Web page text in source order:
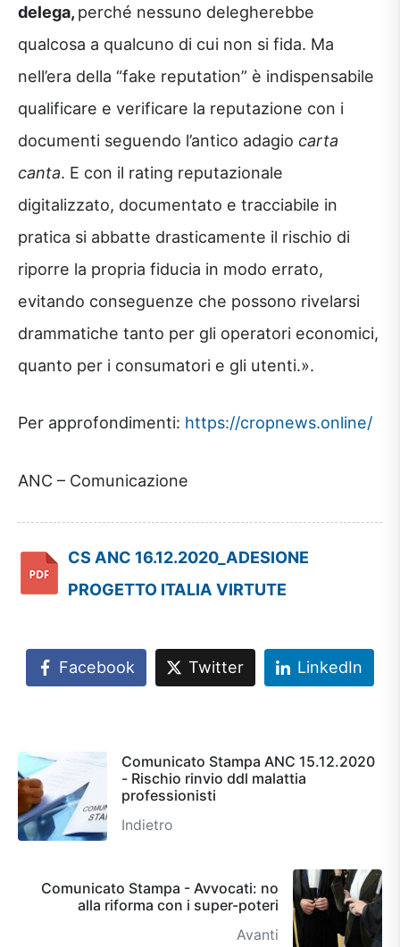
delega, perché nessuno delegherebbe
qualcosa a qualcuno di cui non si fida. Ma
nell’era della “fake reputation” è indispensabile
qualificare e verificare la reputazione con i
documenti seguendo l’antico adagio carta
canta. E con il rating reputazionale
digitalizzato, documentato e tracciabile in
pratica si abbatte drasticamente il rischio di
riporre la propria fiducia in modo errato,
evitando conseguenze che possono rivelarsi
drammatiche tanto per gli operatori economici,
quanto per i consumatori e gli utenti.».
Per approfondimenti: https://cropnews.online/
ANC – Comunicazione
CS ANC 16.12.2020_ADESIONE
PROGETTO ITALIA VIRTUTE
Facebook Twitter LinkedIn
Comunicato Stampa ANC 15.12.2020
- Rischio rinvio ddl malattia
professionisti
Indietro
Comunicato Stampa - Avvocati: no
alla riforma con i super-poteri
Avanti